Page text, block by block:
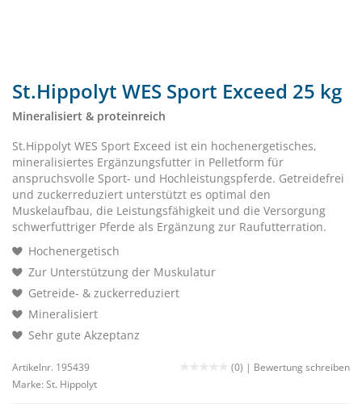
St.Hippolyt WES Sport Exceed 25 kg
Mineralisiert & proteinreich
St.Hippolyt WES Sport Exceed ist ein hochenergetisches,
mineralisiertes Ergänzungsfutter in Pelletform für
anspruchsvolle Sport- und Hochleistungspferde. Getreidefrei
und zuckerreduziert unterstützt es optimal den
Muskelaufbau, die Leistungsfähigkeit und die Versorgung
schwerfuttriger Pferde als Ergänzung zur Raufutterration.
Hochenergetisch
Zur Unterstützung der Muskulatur
Getreide- & zuckerreduziert
Mineralisiert
Sehr gute Akzeptanz
Artikelnr. 195439 (0) | Bewertung schreiben
Marke: St. Hippolyt